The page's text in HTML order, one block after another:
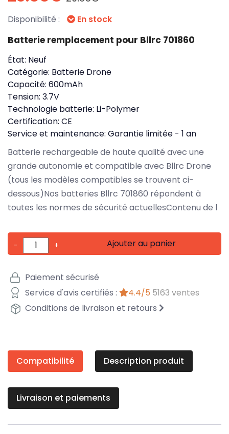
Disponibilité : En stock
Batterie remplacement pour Bllrc 701860
État: Neuf
Catégorie: Batterie Drone
Capacité: 600mAh
Tension: 3.7V
Technologie batterie: Li-Polymer
Certification: CE
Service et maintenance: Garantie limitée - 1 an
Batterie rechargeable de haute qualité avec une
grande autonomie et compatible avec Bllrc Drone
(tous les modèles compatibles se trouvent ci-
dessous)Nos batteries Bllrc 701860 répondent à
toutes les normes de sécurité actuellesContenu de l
- + Ajouter au panier
Paiement sécurisé
Service d'avis certifiés :
4.4/5 5163 ventes
Conditions de livraison et retours
Compatibilité Description produit
Livraison et paiements